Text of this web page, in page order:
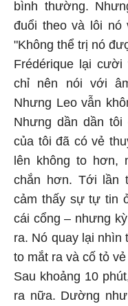
bình thường.
đuổi theo và lôi nó
"Không thể trị nó
Frédérique lại
chỉ nên nói với
Nhưng Leo vẫn
Nhưng dần dần tôi
của tôi đã có vẻ
lên không to hơn,
chắn hơn. Tới lần
cảm thấy sự tự tin
cái cổng – nhưng
ra. Nó quay lại nhìn
to mắt ra và cố tỏ
Sau khoảng 10
ra nữa. Dường